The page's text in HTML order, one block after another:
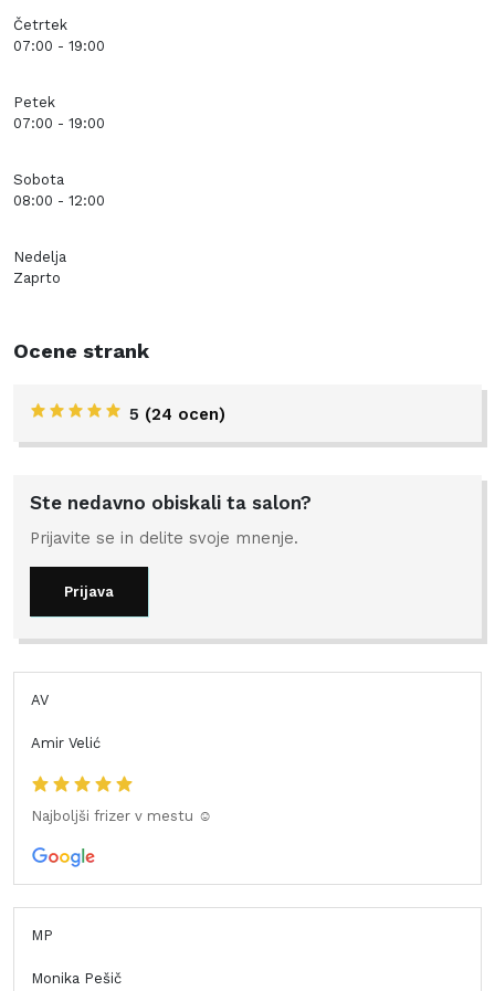
Četrtek
07:00 - 19:00
Petek
07:00 - 19:00
Sobota
08:00 - 12:00
Nedelja
Zaprto
Ocene strank
5 (24 ocen)
Ste nedavno obiskali ta salon?
Prijavite se in delite svoje mnenje.
Prijava
AV
Amir Velić
Najboljši frizer v mestu ☺️
MP
Monika Pešič